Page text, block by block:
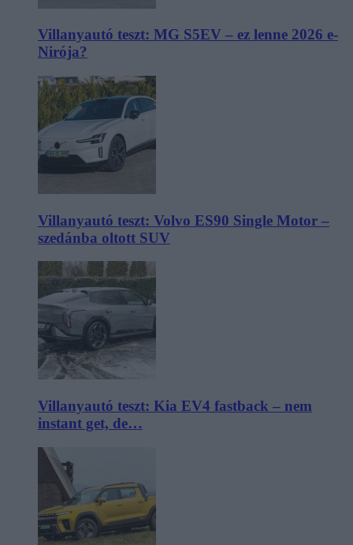
Villanyautó teszt: MG S5EV – ez lenne 2026 e-
Nirója?
Villanyautó teszt: Volvo ES90 Single Motor –
szedánba oltott SUV
Villanyautó teszt: Kia EV4 fastback – nem
instant get, de…